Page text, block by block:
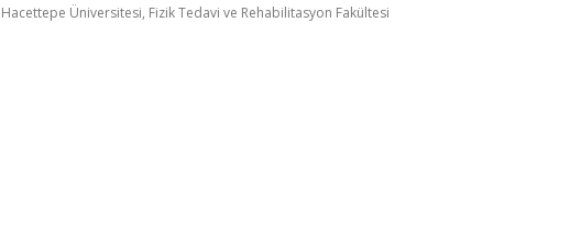
Hacettepe Üniversitesi, Fizik Tedavi ve Rehabilitasyon Fakültesi